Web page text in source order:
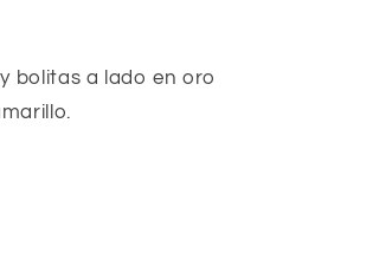
bolitas a lado en oro